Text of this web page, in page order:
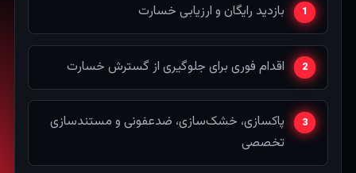
بازدید رایگان و ارزیابی خسارت
اقدام فوری برای جلوگیری از گسترش خسارت
پاکسازی، خشک‌سازی، ضدعفونی و مستندسازی
تخصصی